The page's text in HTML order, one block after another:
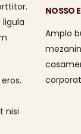
nisi
NOSSO
Amplo